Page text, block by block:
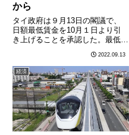
から
タイ政府は９月13日の閣議で、
日額最低賃金を10月１日より引
き上げることを承認した。最低賃
１月以来でおよそ２年ぶりとな
る。最低賃金は都県毎に異なり、
引き上げ率は平均5.02％。引き上
げ額が最も大きかったのは
バ………
2022.09.13
経済